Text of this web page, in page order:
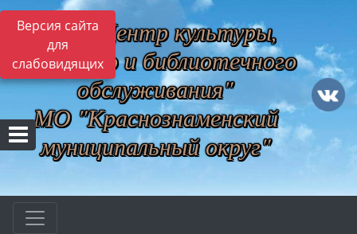
Версия сайта
для
слабовидящих
МБУ "Центр культуры,
музейного и библиотечного
обслуживания"
МО "Краснознаменский
муниципальный округ"